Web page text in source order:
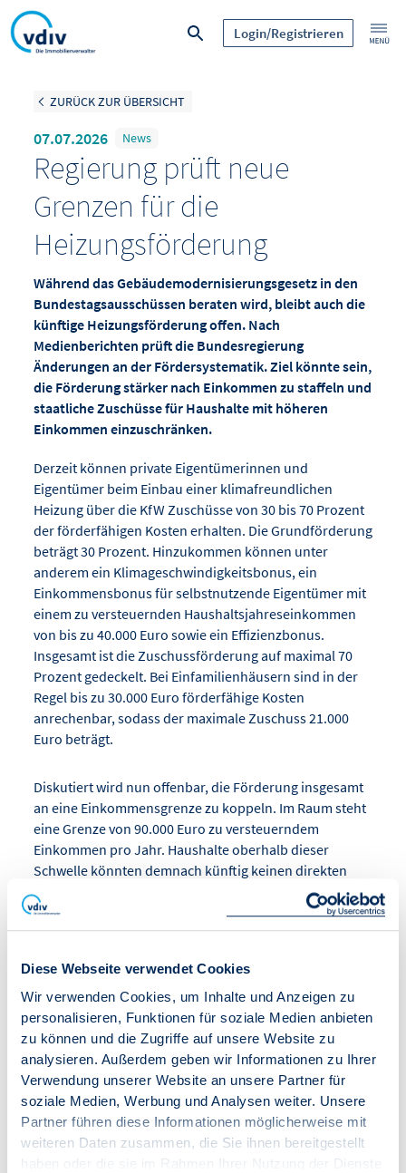
Diese Webseite verwendet Cookies
Wir verwenden Cookies, um Inhalte und Anzeigen zu
personalisieren, Funktionen für soziale Medien anbieten
zu können und die Zugriffe auf unsere Website zu
analysieren. Außerdem geben wir Informationen zu Ihrer
Verwendung unserer Website an unsere Partner für
soziale Medien, Werbung und Analysen weiter. Unsere
Partner führen diese Informationen möglicherweise mit
weiteren Daten zusammen, die Sie ihnen bereitgestellt
haben oder die sie im Rahmen Ihrer Nutzung der Dienste
Login/Registrieren
ZURÜCK ZUR ÜBERSICHT
07.07.2026 News
Regierung prüft neue
Grenzen für die
Heizungsförderung
Während das Gebäudemodernisierungsgesetz in den
Bundestagsausschüssen beraten wird, bleibt auch die
künftige Heizungsförderung offen. Nach
Medienberichten prüft die Bundesregierung
Änderungen an der Fördersystematik. Ziel könnte sein,
die Förderung stärker nach Einkommen zu staffeln und
staatliche Zuschüsse für Haushalte mit höheren
Einkommen einzuschränken.
Derzeit können private Eigentümerinnen und
Eigentümer beim Einbau einer klimafreundlichen
Heizung über die KfW Zuschüsse von 30 bis 70 Prozent
der förderfähigen Kosten erhalten. Die Grundförderung
beträgt 30 Prozent. Hinzukommen können unter
anderem ein Klimageschwindigkeitsbonus, ein
Einkommensbonus für selbstnutzende Eigentümer mit
einem zu versteuernden Haushaltsjahreseinkommen
von bis zu 40.000 Euro sowie ein Effizienzbonus.
Insgesamt ist die Zuschussförderung auf maximal 70
Prozent gedeckelt. Bei Einfamilienhäusern sind in der
Regel bis zu 30.000 Euro förderfähige Kosten
anrechenbar, sodass der maximale Zuschuss 21.000
Euro beträgt.
Diskutiert wird nun offenbar, die Förderung insgesamt
an eine Einkommensgrenze zu koppeln. Im Raum steht
eine Grenze von 90.000 Euro zu versteuerndem
Einkommen pro Jahr. Haushalte oberhalb dieser
Schwelle könnten demnach künftig keinen direkten
Zuschuss mehr erhalten. Stattdessen wird über
steuerliche Entlastungen nachgedacht, mit denen ein
Teil der Kosten über mehrere Jahre geltend gemacht
Die Branche warnt vor einer erneuten Änderung der
Förderbedingungen. Gerade beim Heizungstausch sind
lange Planungs-, Beratungs- und
Entscheidungsprozesse üblich. Für Eigentümer,
Wohnungseigentümergemeinschaften und
Verwaltungen ist deshalb entscheidend, dass
Förderzusagen verlässlich bleiben und die
Bedingungen nicht kurzfristig verändert werden.